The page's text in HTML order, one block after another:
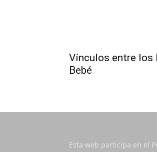
Vínculos entre los
Bebé
Esta web participa en el